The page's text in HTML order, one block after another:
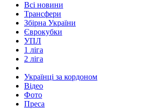
Всі новини
Трансфери
Збірна України
Єврокубки
УПЛ
1 ліга
2 ліга
Українці за кордоном
Відео
Фото
Преса